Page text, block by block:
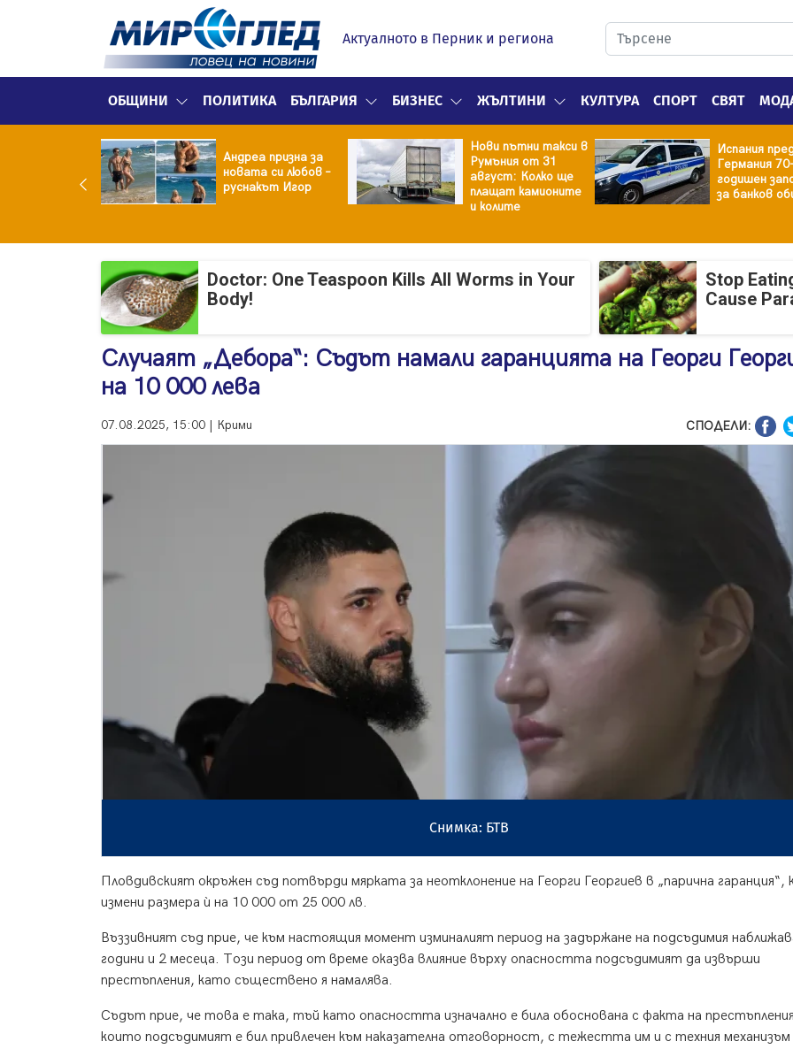
Актуалното в Перник и региона
ОБЩИНИ ПОЛИТИКА БЪЛГАРИЯ БИЗНЕС ЖЪЛТИНИ КУЛТУРА СПОРТ СВЯТ
Андреа призна за
новата си любов –
руснакът Игор
Нови пътни такси в
Румъния от 31
август: Колко ще
плащат камионите
и колите
Испания
Германия
годишен
за банков
Doctor: One Teaspoon Kills All Worms in Your
Body!
Stop
Cause
Случаят „Дебора“: Съдът намали гаранцията на Георги
на 10 000 лева
07.08.2025, 15:00 | Крими СПОДЕЛИ:
Снимка: БТВ
Пловдивският окръжен съд потвърди мярката за неотклонение на Георги Георгиев в „парична гаранция“,
измени размера ѝ на 10 000 от 25 000 лв.
Въззивният съд прие, че към настоящия момент изминалият период на задържане на подсъдимия
години и 2 месеца. Този период от време оказва влияние върху опасността подсъдимият да извърши
престъпления, като съществено я намалява.
Съдът прие, че това е така, тъй като опасността изначално е била обоснована с факта на
които подсъдимият е бил привлечен към наказателна отговорност, с тежестта им и с техния механизъм